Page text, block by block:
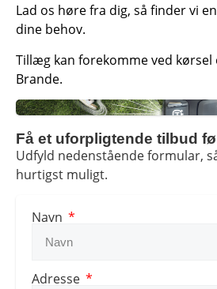
Lad os høre fra dig, så finder vi
dine behov.
Tillæg kan forekomme ved kørsel
Brande.
Få et uforpligtende tilbud
Udfyld nedenstående formular,
hurtigst muligt.
Navn
Adresse